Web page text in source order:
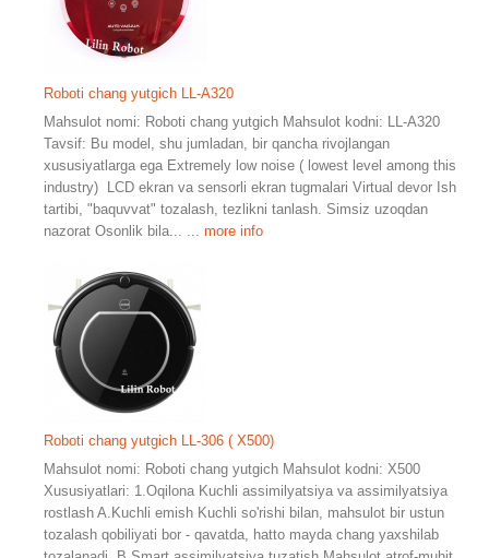
Roboti chang yutgich LL-A320
Mahsulot nomi: Roboti chang yutgich Mahsulot kodni: LL-A320
Tavsif: Bu model, shu jumladan, bir qancha rivojlangan
xususiyatlarga ega Extremely low noise ( lowest level among this
industry) LCD ekran va sensorli ekran tugmalari Virtual devor Ish
tartibi, "baquvvat" tozalash, tezlikni tanlash. Simsiz uzoqdan
nazorat Osonlik bila...
... more info
Roboti chang yutgich LL-306 ( X500)
Mahsulot nomi: Roboti chang yutgich Mahsulot kodni: X500
Xususiyatlari: 1.Oqilona Kuchli assimilyatsiya va assimilyatsiya
rostlash A.Kuchli emish Kuchli so'rishi bilan, mahsulot bir ustun
tozalash qobiliyati bor - qavatda, hatto mayda chang yaxshilab